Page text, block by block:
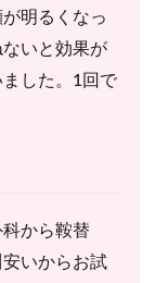
明るくなっ
いと効果が
した。1回で
から鞍替
いからお試